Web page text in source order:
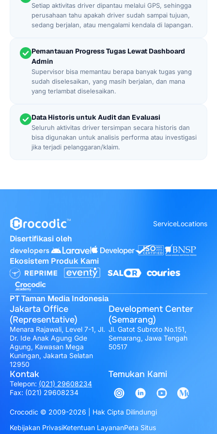
Setiap aktivitas driver dipantau melalui GPS, sehingga
perusahaan tahu apakah driver sudah sampai tujuan,
sedang berjalan, atau mengalami kendala di lapangan.
Pemantauan Progress Tugas Lewat Dashboard
Admin
Supervisor bisa memantau berapa banyak tugas yang
sudah diselesaikan, yang masih berjalan, dan mana
yang terlambat diselesaikan.
Data Historis untuk Audit dan Evaluasi
Seluruh aktivitas driver tersimpan secara historis dan
bisa digunakan untuk analisis performa atau investigasi
jika terjadi pelanggaran/klaim.
ServiceLocations
Disertifikasi oleh
Ekosistem Produk Kami
PT Taman Media Indonesia
Jakarta Office
(Representative)
Menara Rajawali, Level 7-1, Jl.
Dr. Ide Anak Agung Gde
Agung, Kawasan Mega
Kuningan, Jakarta Selatan
12950
Development Center
(Semarang)
Jl. Gatot Subroto No.151,
Semarang, Jawa Tengah
50517
Kontak
Telepon: (021) 29608234
Fax: (021) 29608234
Temukan Kami
Crocodic © 2009-2026 | Hak Cipta Dilindungi
Kebijakan PrivasiKetentuan LayananPeta Situs